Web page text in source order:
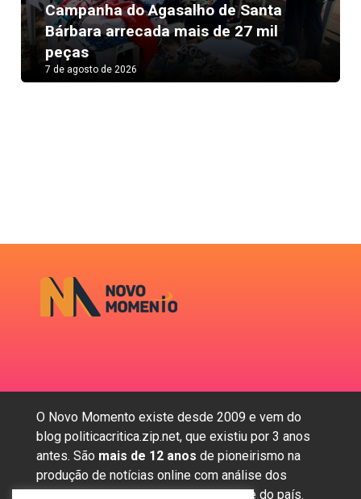
Campanha do Agasalho de Santa
Bárbara arrecada mais de 27 mil
peças
7 de agosto de 2026
Next
O Novo Momento existe desde 2009 e vem do
blog politicacritica.zip.net, que existiu por 3 anos
antes. São mais de 12 anos de pioneirismo na
produção de notícias online com análise dos
assuntos mais importantes da região e do país.